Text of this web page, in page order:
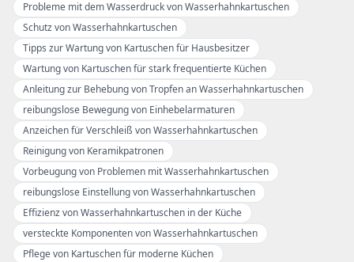
Probleme mit dem Wasserdruck von Wasserhahnkartuschen
Schutz von Wasserhahnkartuschen
Tipps zur Wartung von Kartuschen für Hausbesitzer
Wartung von Kartuschen für stark frequentierte Küchen
Anleitung zur Behebung von Tropfen an Wasserhahnkartuschen
reibungslose Bewegung von Einhebelarmaturen
Anzeichen für Verschleiß von Wasserhahnkartuschen
Reinigung von Keramikpatronen
Vorbeugung von Problemen mit Wasserhahnkartuschen
reibungslose Einstellung von Wasserhahnkartuschen
Effizienz von Wasserhahnkartuschen in der Küche
versteckte Komponenten von Wasserhahnkartuschen
Pflege von Kartuschen für moderne Küchen